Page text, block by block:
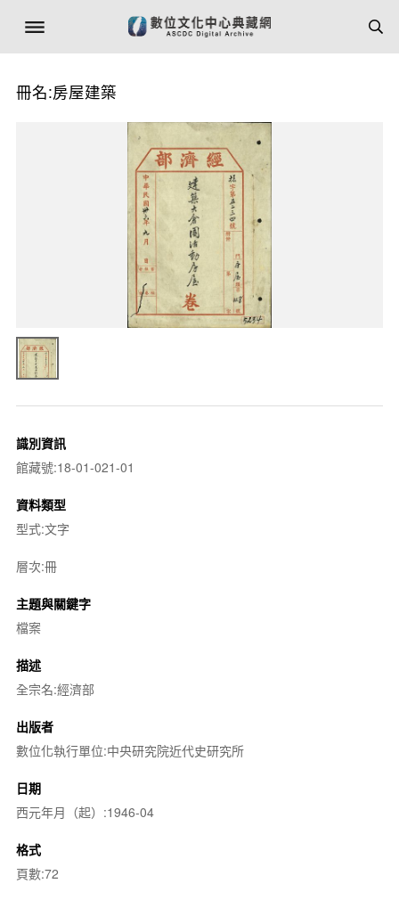
冊名:房屋建築
識別資訊
館藏號:18-01-021-01
資料類型
型式:文字
層次:冊
主題與關鍵字
檔案
描述
全宗名:經濟部
出版者
數位化執行單位:中央研究院近代史研究所
日期
西元年月（起）:1946-04
格式
頁數:72